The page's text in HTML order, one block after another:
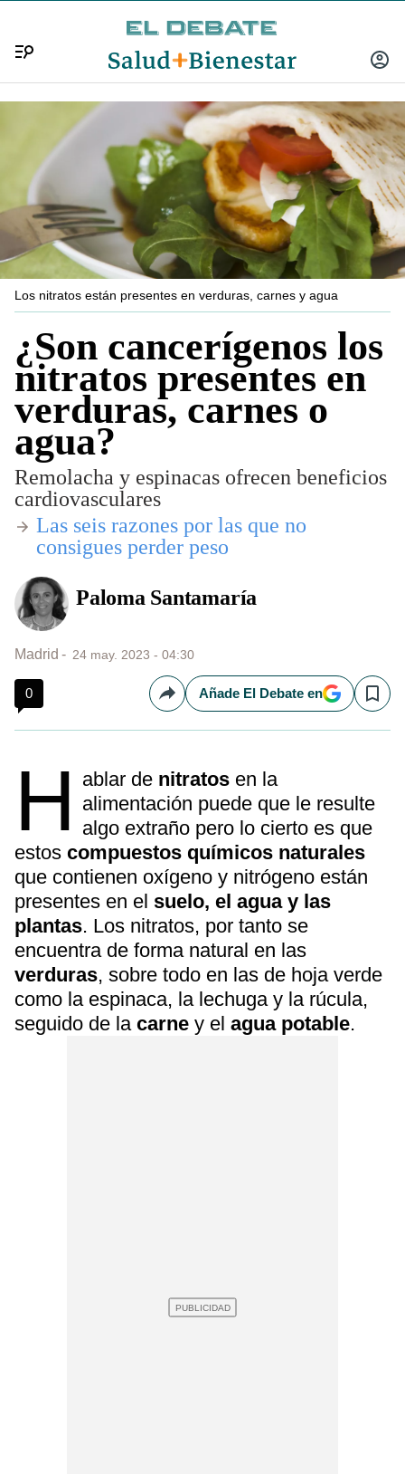
INICIAR
Los nitratos están presentes en verduras, carnes y agua
¿Son cancerígenos los
nitratos presentes en
verduras, carnes o
agua?
Remolacha y espinacas ofrecen beneficios
cardiovasculares
​Las seis razones por las que no
consigues perder peso
Paloma Santamaría
Madrid 24 may. 2023 - 04:30
0 CompartirAñade El Debate en Save
H ablar de nitratos en la
alimentación puede que le resulte
algo extraño pero lo cierto es que
estos compuestos químicos naturales
que contienen oxígeno y nitrógeno están
presentes en el suelo, el agua y las
plantas. Los nitratos, por tanto se
encuentra de forma natural en las
verduras, sobre todo en las de hoja verde
como la espinaca, la lechuga y la rúcula,
seguido de lacarne y el agua potable.